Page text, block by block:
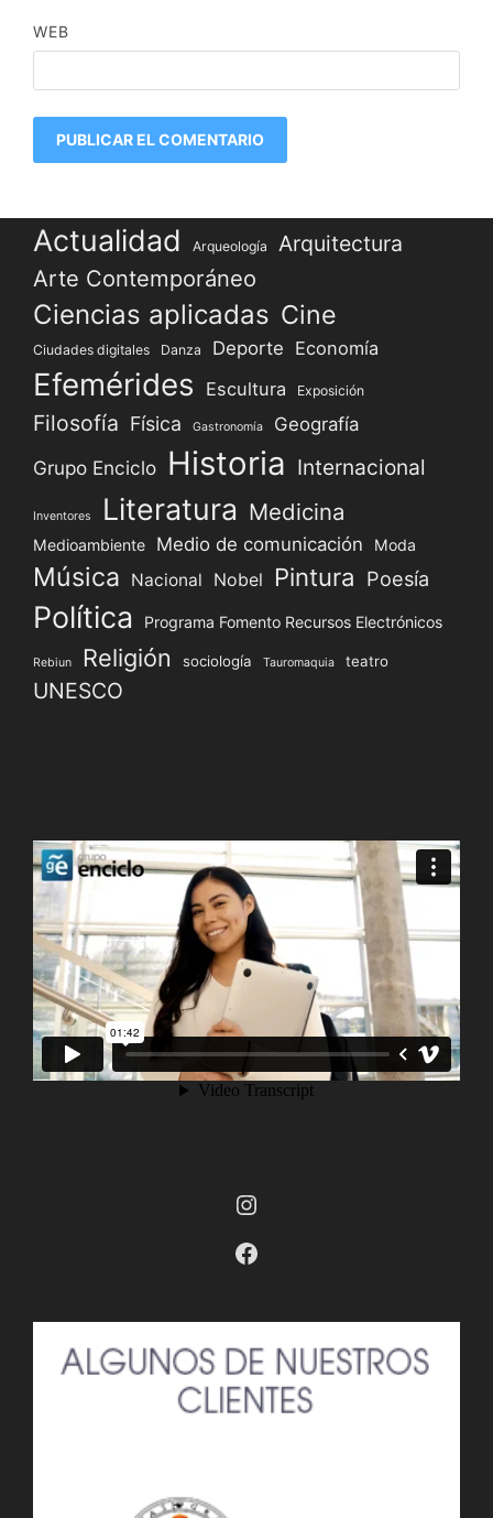
WEB
Actualidad Arqueología Arquitectura
Arte Contemporáneo
Ciencias aplicadas Cine
Ciudades digitales Danza Deporte Economía
Efemérides Escultura Exposición
Filosofía Física Gastronomía Geografía
Grupo Enciclo Historia Internacional
Inventores Literatura Medicina
Medioambiente Medio de comunicación Moda
Música Nacional Nobel Pintura Poesía
Política Programa Fomento Recursos Electrónicos
Rebiun Religión sociología Tauromaquia teatro
UNESCO
Instagram
Facebook